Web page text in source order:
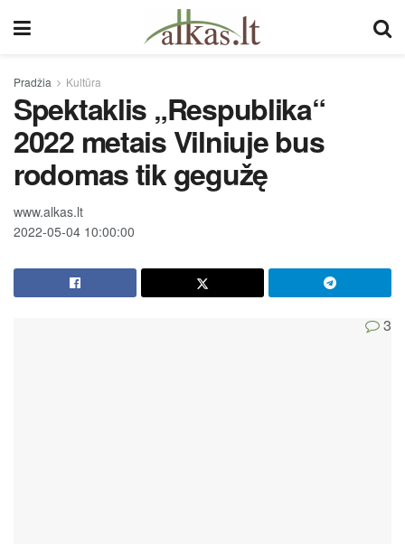
Pradžia Kultūra
Spektaklis „Respublika“
2022 metais Vilniuje bus
rodomas tik gegužę
www.alkas.lt
2022-05-04 10:00:00
3